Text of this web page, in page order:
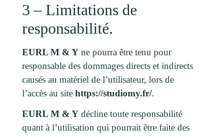
3 – Limitations de
responsabilité.
EURL M & Yne pourra être tenu pour
responsable des dommages directs et indirects
causés au matériel de l’utilisateur, lors de
l’accès au site https://studiomy.fr/.
EURL M & Ydécline toute responsabilité
quant à l’utilisation qui pourrait être faite des